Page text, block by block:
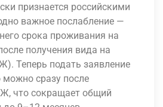
признается российскими
важное послабление —
срока проживания на
получения вида на
Теперь подать заявление
можно сразу после
что сокращает общий